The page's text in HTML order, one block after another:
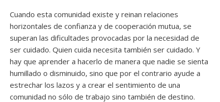
Cuando esta comunidad existe y reinan relaciones
horizontales de confianza y de cooperación mutua, se
superan las dificultades provocadas por la necesidad de
ser cuidado. Quien cuida necesita también ser cuidado. Y
hay que aprender a hacerlo de manera que nadie se sienta
humillado o disminuido, sino que por el contrario ayude a
estrechar los lazos y a crear el sentimiento de una
comunidad no sólo de trabajo sino también de destino.